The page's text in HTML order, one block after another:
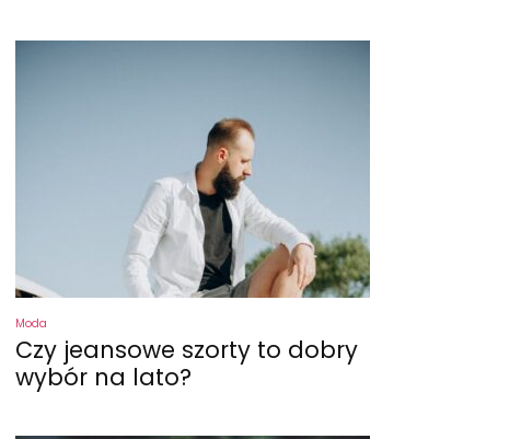
Moda
Czy jeansowe szorty to dobry
wybór na lato?